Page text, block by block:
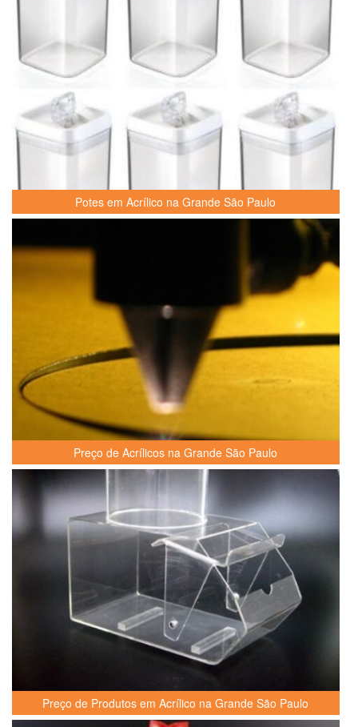
Potes em Acrílico na Grande São Paulo
Preço de Acrílicos na Grande São Paulo
Preço de Produtos em Acrílico na Grande São Paulo